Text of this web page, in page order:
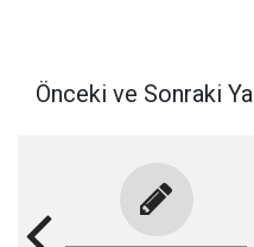
Önceki ve Sonraki